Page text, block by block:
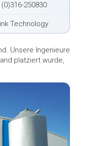
250830
Technology
Unsere Ingenieure
platziert wurde,